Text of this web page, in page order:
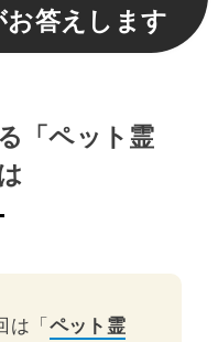
お答えします
「ペット霊
は「ペット霊